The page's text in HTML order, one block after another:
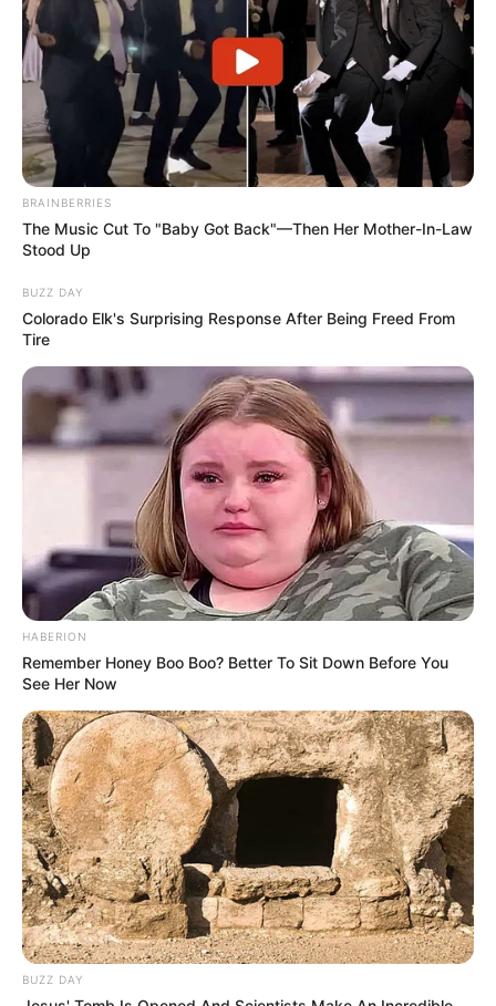
BRAINBERRIES
The Music Cut To "Baby Got Back"—Then Her Mother-In-Law
Stood Up
BUZZ DAY
Colorado Elk's Surprising Response After Being Freed From
Tire
HABERION
Remember Honey Boo Boo? Better To Sit Down Before You
See Her Now
BUZZ DAY